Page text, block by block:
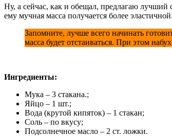
Ну, а сейчас, как и обещал, предлагаю лучший
ему мучная масса получается более
Запомните, лучше всего начинать
масса будет отстаиваться. При этом
Ингредиенты:
Мука – 3 стакана.;
Яйцо – 1 шт.;
Вода (крутой кипяток) – 1 стакан;
Соль – по вкусу;
Подсолнечное масло – 2 ст. ложки.